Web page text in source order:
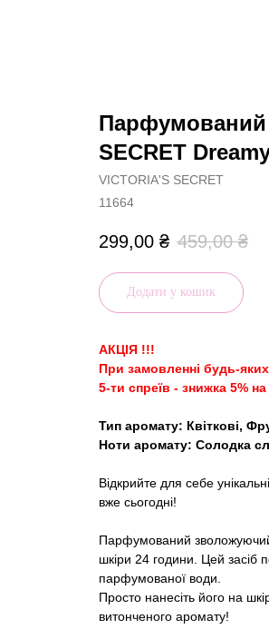
Парфумований
SECRET
VICTORIA'S SECRET
11664
299,00 ₴ 459,00 ₴
Додати у кошик
АКЦІЯ !!!
При замовленні будь-
5-ти спреїв - знижка 5%
Тип аромату: Квіткові,
Ноти аромату: Солодка
Відкрийте для себе
вже сьогодні!
Парфумований
шкіри 24 години. Цей засіб
парфумованої води.
Просто нанесіть його на
витонченого аромату!